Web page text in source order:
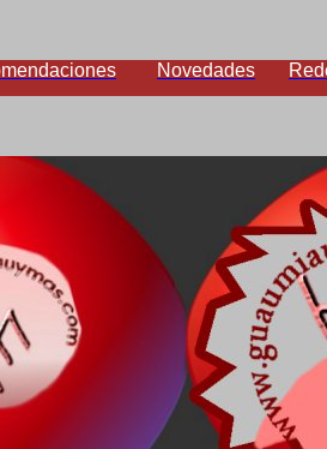
Novedades